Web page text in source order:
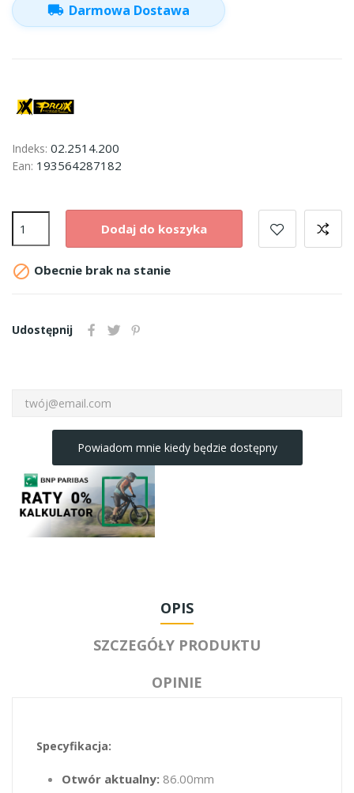
local_shipping Darmowa Dostawa
Indeks: 02.2514.200
Ean: 193564287182
Dodaj do koszyka
 Obecnie brak na stanie
Udostępnij
Powiadom mnie kiedy będzie dostępny
OPIS
SZCZEGÓŁY PRODUKTU
OPINIE
Specyfikacja:
Otwór aktualny: 86.00mm